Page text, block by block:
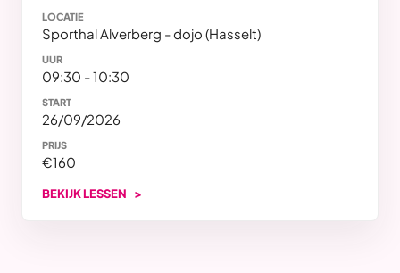
LOCATIE
Sporthal Alverberg - dojo (Hasselt)
UUR
09:30 - 10:30
START
26/09/2026
PRIJS
€160
BEKIJK LESSEN